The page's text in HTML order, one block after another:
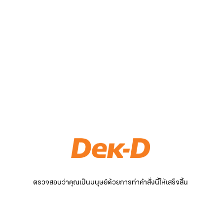
ตรวจสอบว่าคุณเป็นมนุษย์ด้วยการทำคำสั่งนี้ให้เสร็จสิ้น